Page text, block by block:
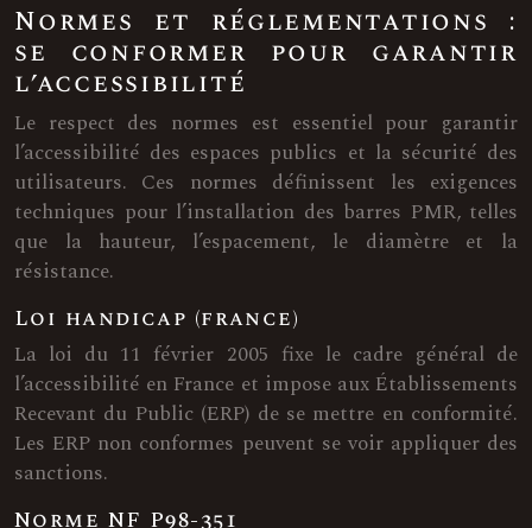
Normes et réglementations :
se conformer pour garantir
l’accessibilité
Le respect des normes est essentiel pour garantir
l’accessibilité des espaces publics et la sécurité des
utilisateurs. Ces normes définissent les exigences
techniques pour l’installation des barres PMR, telles
que la hauteur, l’espacement, le diamètre et la
résistance.
Loi handicap (france)
La loi du 11 février 2005 fixe le cadre général de
l’accessibilité en France et impose aux Établissements
Recevant du Public (ERP) de se mettre en conformité.
Les ERP non conformes peuvent se voir appliquer des
sanctions.
Norme NF P98-351